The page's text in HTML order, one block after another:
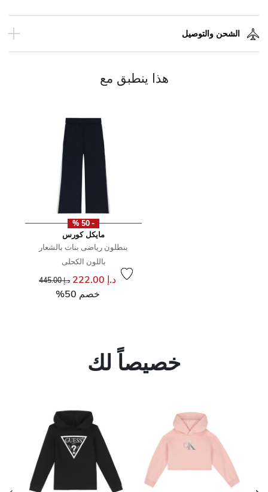
الشحن والتوصيل
هذا ينطبق مع
- 50 %
مايكل كورس
بنطلون رياضى بنات بالشعار
باللون الكحلى
د.إ 222.00 سعر مخفض مند.إ 445.00
خصم 50%
خصيصاً لك